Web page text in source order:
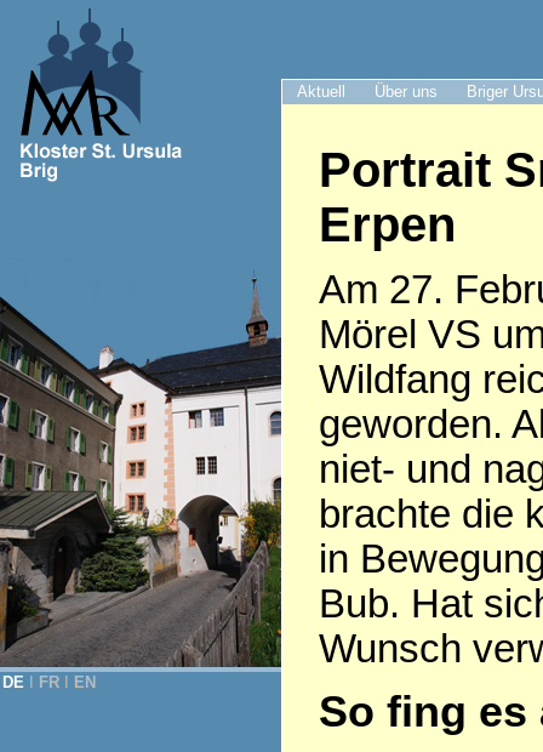
Aktuell Über uns Briger
DE FR EN
Portrait
Erpen
Am 27.
Mörel VS
Wildfang
geworden.
niet- und
brachte die
in
Bub. Hat
Wunsch
So fing es